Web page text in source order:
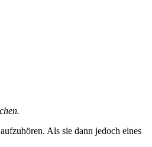
Als sie dann jedoch eines